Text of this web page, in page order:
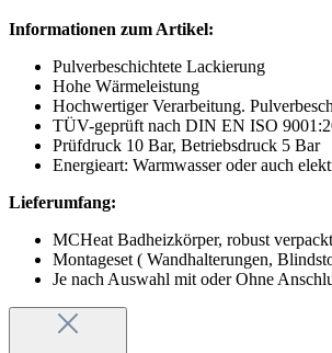
Informationen zum Artikel:
Pulverbeschichtete Lackierung
Hohe Wärmeleistung
Hochwertiger Verarbeitung.
TÜV-geprüft nach DIN EN ISO
Prüfdruck 10 Bar, Betriebsdruck 5 Bar
Energieart: Warmwasser oder auch
Lieferumfang:
MCHeat Badheizkörper, robust verpackt
Montageset ( Wandhalterungen,
Je nach Auswahl mit oder Ohne